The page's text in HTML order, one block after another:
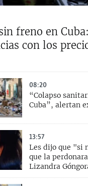
freno en
con los
08:20
“Colapso
Cuba”, alertan
13:57
Les dijo que "si
que la
Lizandra